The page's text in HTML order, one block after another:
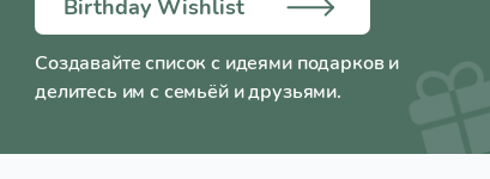
Birthday Wishlist
Создавайте список с идеями подарков и
делитесь им с семьёй и друзьями.